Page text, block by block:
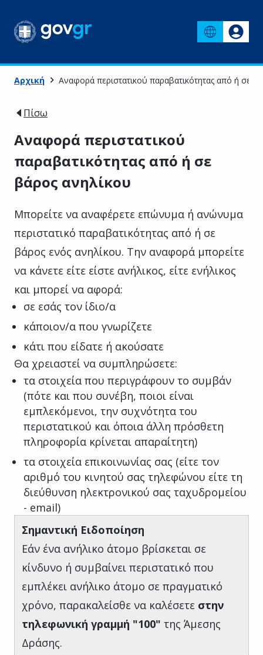
Αρχική Αναφορά περιστατικού παραβατικότητας από ή σε
Πίσω
Αναφορά περιστατικού
παραβατικότητας από ή σε
βάρος ανηλίκου
Μπορείτε να αναφέρετε επώνυμα ή ανώνυμα
περιστατικό παραβατικότητας από ή σε
βάρος ενός ανηλίκου. Την αναφορά μπορείτε
να κάνετε είτε είστε ανήλικος, είτε ενήλικος
και μπορεί να αφορά:
σε εσάς τον ίδιο/α
κάποιον/α που γνωρίζετε
κάτι που είδατε ή ακούσατε
Θα χρειαστεί να συμπληρώσετε:
τα στοιχεία που περιγράφουν το συμβάν
(πότε και που συνέβη, ποιοι είναι
εμπλεκόμενοι, την συχνότητα του
περιστατικού και όποια άλλη πρόσθετη
πληροφορία κρίνεται απαραίτητη)
τα στοιχεία επικοινωνίας σας (είτε τον
αριθμό του κινητού σας τηλεφώνου είτε τη
διεύθυνση ηλεκτρονικού σας ταχυδρομείου
- email)
Σημαντική Ειδοποίηση
Εάν ένα ανήλικο άτομο βρίσκεται σε
κίνδυνο ή συμβαίνει περιστατικό που
εμπλέκει ανήλικο άτομο σε πραγματικό
χρόνο, παρακαλείσθε να καλέσετε στην
τηλεφωνική γραμμή "100" της Άμεσης
Δράσης.